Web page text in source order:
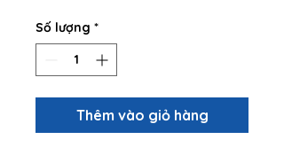
Số lượng *
Thêm vào giỏ hàng